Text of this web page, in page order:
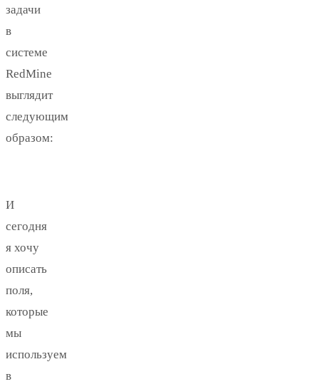
задачи
в
системе
RedMine
выглядит
следующим
образом:
И
сегодня
я хочу
описать
поля,
которые
мы
используем
в